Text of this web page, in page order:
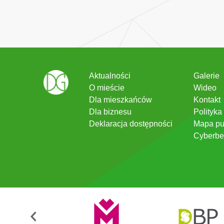
Aktualności
O mieście
Dla mieszkańców
Dla biznesu
Deklaracja dostępności
Galerie
Wideo
Kontakt
Mapa